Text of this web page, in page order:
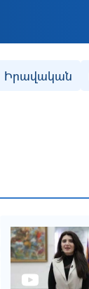
Իրավական